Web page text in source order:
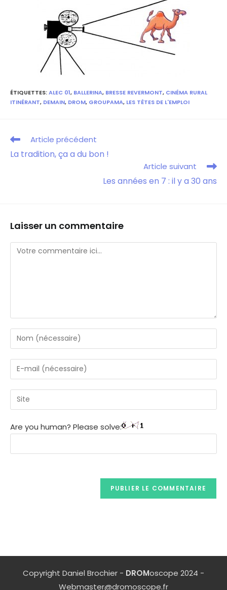
ÉTIQUETTES:ALEC 01, BALLERINA, BRESSE REVERMONT, CINÉMA RURAL
ITINÉRANT, DEMAIN, DROM, GROUPAMA, LES TÊTES DE L'EMPLOI
Article précédent
La tradition, ça a du bon !
Article suivant
Les années en 7 : il y a 30 ans
Laisser un commentaire
Are you human? Please solve:
Copyright Daniel Brochier - DROMoscope 2024 -
Webmaster@dromoscope.fr